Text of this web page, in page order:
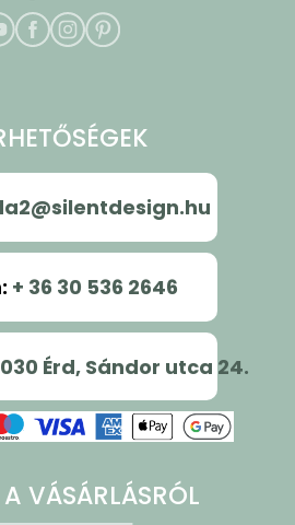
VÁSÁRLÁSRÓL
: + 36 30 536 2646
Érd, Sándor utca 24.